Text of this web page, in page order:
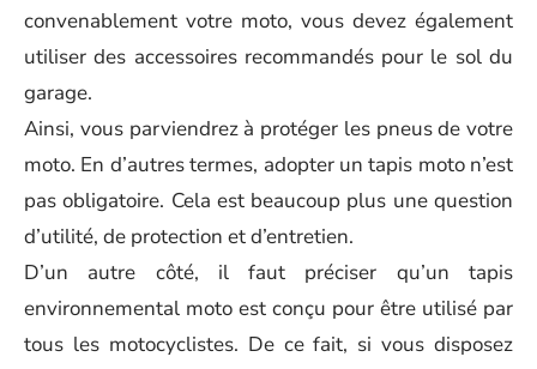
convenablement votre moto, vous devez également
utiliser des accessoires recommandés pour le sol du
garage.
Ainsi, vous parviendrez à protéger les pneus de votre
moto. En d’autres termes, adopter un tapis moto n’est
pas obligatoire. Cela est beaucoup plus une question
d’utilité, de protection et d’entretien.
D’un autre côté, il faut préciser qu’un tapis
environnemental moto est conçu pour être utilisé par
tous les motocyclistes. De ce fait, si vous disposez